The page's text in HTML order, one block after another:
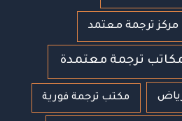
مركز ترجمة معتمد
ترجمة معتمدة
مكتب ترجمة فورية